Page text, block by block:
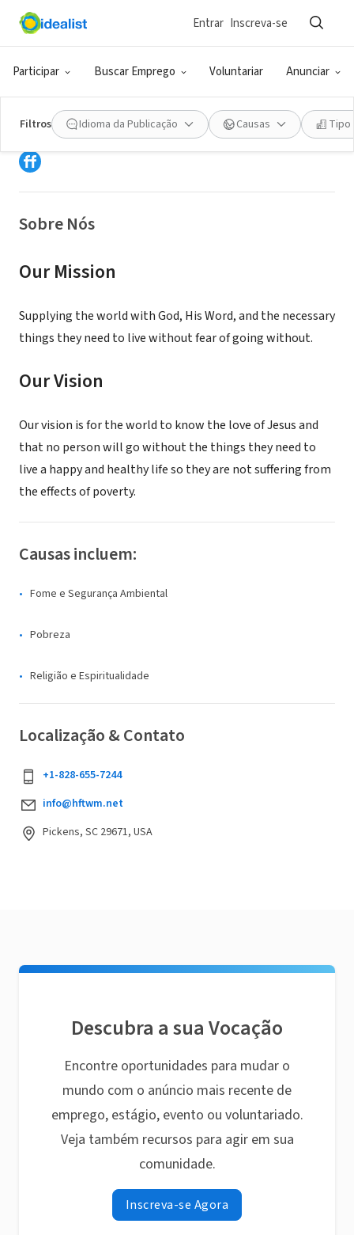
Participar Buscar Emprego Voluntariar Anunciar
Entrar Inscreva-se
Filtros Idioma da Publicação Causas Tipo
Hope For The World Ministries
Pickens, SC|hftwm.org
Sobre Nós
Our Mission
Supplying the world with God, His Word, and the necessary
things they need to live without fear of going without.
Our Vision
Our vision is for the world to know the love of Jesus and
that no person will go without the things they need to
live a happy and healthy life so they are not suffering from
the effects of poverty.
Causas incluem:
Fome e Segurança Ambiental
Pobreza
Religião e Espiritualidade
Localização & Contato
+1-828-655-7244
info@hftwm.net
Pickens, SC 29671, USA
Descubra a sua Vocação
Encontre oportunidades para mudar o
mundo com o anúncio mais recente de
emprego, estágio, evento ou voluntariado.
Veja também recursos para agir em sua
comunidade.
Inscreva-se Agora